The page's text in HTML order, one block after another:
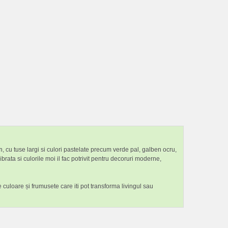
cu tuse largi si culori pastelate precum verde pal, galben ocru,
si culorile moi il fac potrivit pentru decoruri moderne,
și frumusete care iti pot transforma livingul sau